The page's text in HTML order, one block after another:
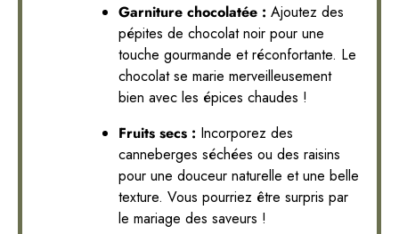
Garniture chocolatée : Ajoutez des
pépites de chocolat noir pour une
touche gourmande et réconfortante. Le
chocolat se marie merveilleusement
bien avec les épices chaudes !
Fruits secs : Incorporez des
canneberges séchées ou des raisins
pour une douceur naturelle et une belle
texture. Vous pourriez être surpris par
le mariage des saveurs !